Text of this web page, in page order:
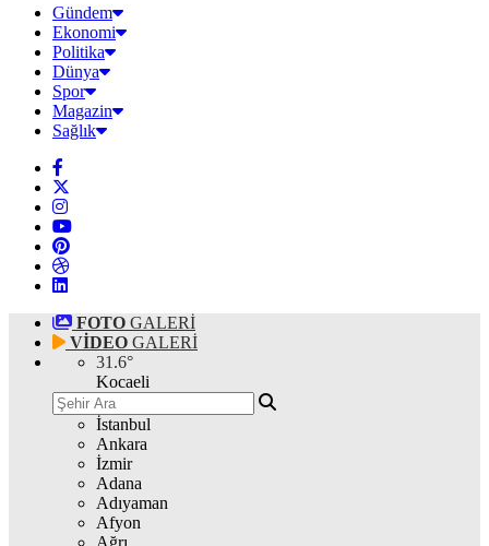
Gündem
Ekonomi
Politika
Dünya
Spor
Magazin
Sağlık
FOTO GALERİ
VİDEO GALERİ
31.6°
Kocaeli
İstanbul
Ankara
İzmir
Adana
Adıyaman
Afyon
Ağrı